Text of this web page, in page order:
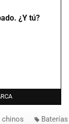
¿Y tú?
chinos Baterías